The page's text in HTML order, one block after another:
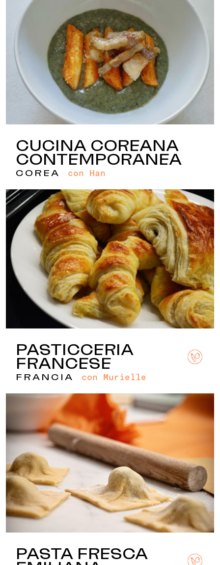
CUCINA COREANA
CONTEMPORANEA
COREA con Han
PASTICCERIA
FRANCESE
FRANCIA con Murielle
PASTA FRESCA